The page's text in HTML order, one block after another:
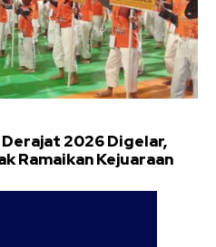
2026 Digelar,
Ramaikan Kejuaraan